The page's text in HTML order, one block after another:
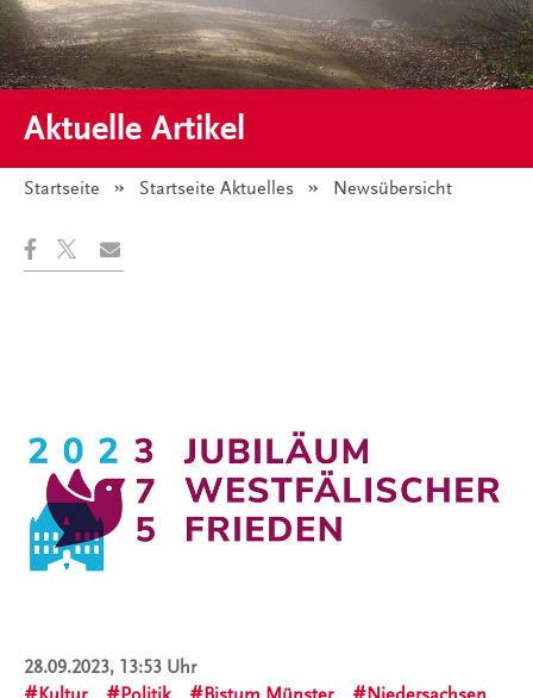
Aktuelle Artikel
Startseite Startseite Aktuelles Angezeigt:
Newsübersicht
28.09.2023, 13:53 Uhr